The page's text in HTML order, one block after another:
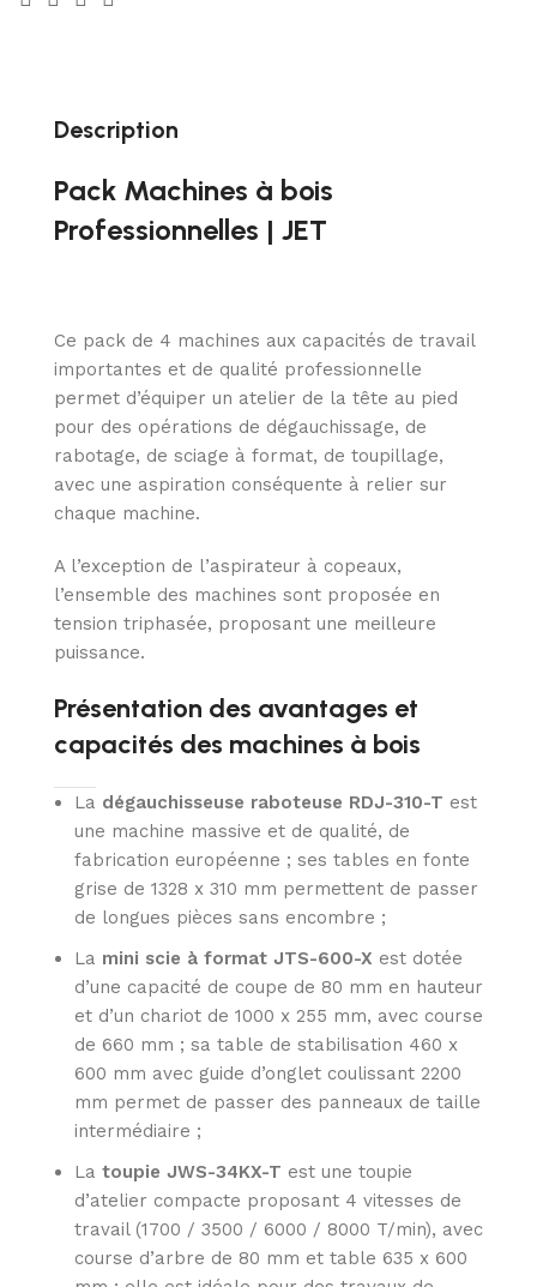
Description
Pack Machines à bois
Professionnelles | JET
Ce pack de 4 machines aux capacités de travail
importantes et de qualité professionnelle
permet d’équiper un atelier de la tête au pied
pour des opérations de dégauchissage, de
rabotage, de sciage à format, de toupillage,
avec une aspiration conséquente à relier sur
chaque machine.
A l’exception de l’aspirateur à copeaux,
l’ensemble des machines sont proposée en
tension triphasée, proposant une meilleure
puissance.
Présentation des avantages et
capacités des machines à bois
La dégauchisseuse raboteuse RDJ-310-T est
une machine massive et de qualité, de
fabrication européenne ; ses tables en fonte
grise de 1328 x 310 mm permettent de passer
de longues pièces sans encombre ;
La mini scie à format JTS-600-X est dotée
d’une capacité de coupe de 80 mm en hauteur
et d’un chariot de 1000 x 255 mm, avec course
de 660 mm ; sa table de stabilisation 460 x
600 mm avec guide d’onglet coulissant 2200
mm permet de passer des panneaux de taille
intermédiaire ;
La toupie JWS-34KX-T est une toupie
d’atelier compacte proposant 4 vitesses de
travail (1700 / 3500 / 6000 / 8000 T/min), avec
course d’arbre de 80 mm et table 635 x 600